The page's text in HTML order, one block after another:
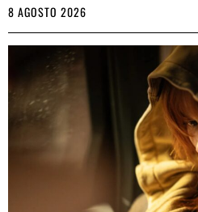
8 AGOSTO 2026